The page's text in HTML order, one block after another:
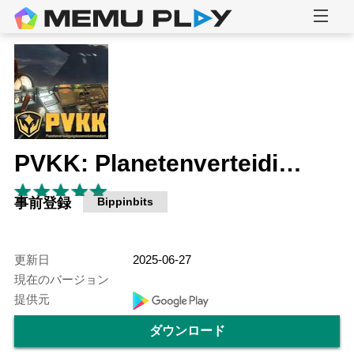
PVKK: Planetenverteidigungskanonenkommandant
事前登録 Bippinbits
更新日
2025-06-27
現在のバージョン
提供元
ダウンロード